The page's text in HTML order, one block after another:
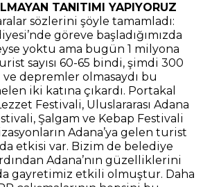
TANITIMI YAPIYORUZ
sözlerini şöyle tamamladı:
göreve başladığımızda
yoktu ama bugün 1 milyona
sayısı 60-65 bindi, şimdi 300
depremler olmasaydı bu
iki katına çıkardı. Portakal
Festivali, Uluslararası Adana
Şalgam ve Kebap Festivali
Adana’ya gelen turist
etkisi var. Bizim de belediye
Adana’nın güzelliklerini
gayretimiz etkili olmuştur. Daha